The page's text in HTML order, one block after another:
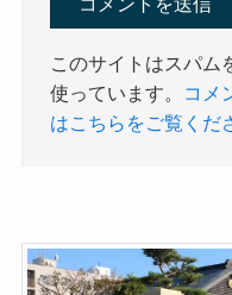
このサイトはスパム
使っています。
コメ
はこちらをご覧くだ